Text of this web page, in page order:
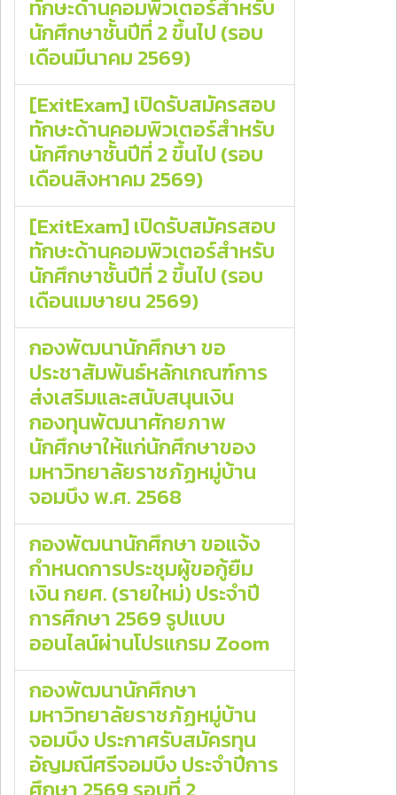
ทักษะด้านคอมพิวเตอร์สำหรับ
นักศึกษาชั้นปีที่ 2 ขึ้นไป (รอบ
เดือนมีนาคม 2569)
[ExitExam] เปิดรับสมัครสอบ
ทักษะด้านคอมพิวเตอร์สำหรับ
นักศึกษาชั้นปีที่ 2 ขึ้นไป (รอบ
เดือนสิงหาคม 2569)
[ExitExam] เปิดรับสมัครสอบ
ทักษะด้านคอมพิวเตอร์สำหรับ
นักศึกษาชั้นปีที่ 2 ขึ้นไป (รอบ
เดือนเมษายน 2569)
กองพัฒนานักศึกษา ขอ
ประชาสัมพันธ์หลักเกณฑ์การ
ส่งเสริมและสนับสนุนเงิน
กองทุนพัฒนาศักยภาพ
นักศึกษาให้แก่นักศึกษาของ
มหาวิทยาลัยราชภัฏหมู่บ้าน
จอมบึง พ.ศ. 2568
กองพัฒนานักศึกษา ขอแจ้ง
กำหนดการประชุมผู้ขอกู้ยืม
เงิน กยศ. (รายใหม่) ประจำปี
การศึกษา 2569 รูปแบบ
ออนไลน์ผ่านโปรแกรม Zoom
กองพัฒนานักศึกษา
มหาวิทยาลัยราชภัฏหมู่บ้าน
จอมบึง ประกาศรับสมัครทุน
อัญมณีศรีจอมบึง ประจำปีการ